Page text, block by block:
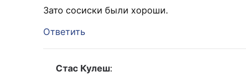
Зато сосиски были хороши.
Ответить
Стас Кулеш: